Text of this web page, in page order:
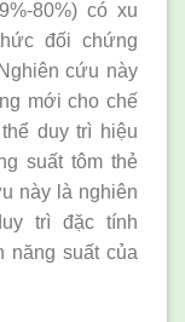
80%) có xu
đối chứng
cứu này
mới cho chế
duy trì hiệu
suất tôm thẻ
này là nghiên
trì đặc tính
năng suất của